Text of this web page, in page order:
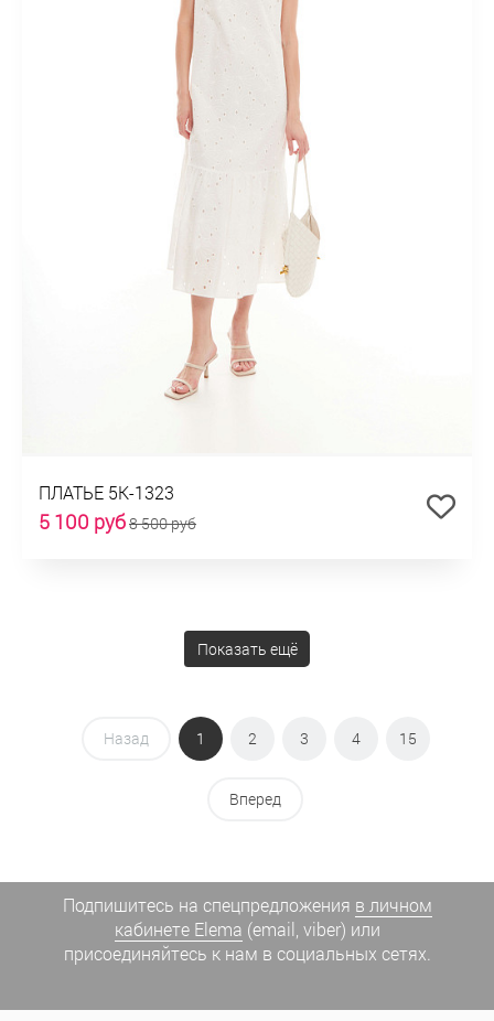
ПЛАТЬЕ 5К-1323
5 100 руб8 500 руб
Показать ещё
Назад 1 2 3 4 15
Вперед
Подпишитесь на спецпредложения в личном
кабинете Elema (email, viber) или
присоединяйтесь к нам в социальных сетях.